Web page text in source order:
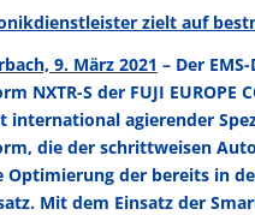
zielt auf
9. März 2021 – Der
NXTR-S der FUJI
international agierender
die der schrittweisen
Optimierung der bereits in
Mit dem Einsatz der